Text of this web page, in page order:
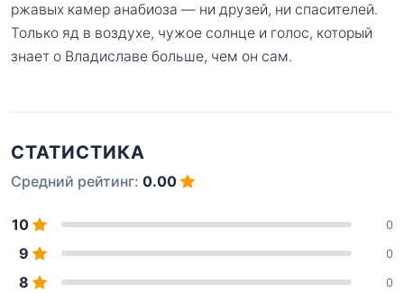
ржавых камер анабиоза — ни друзей, ни спасителей.
Только яд в воздухе, чужое солнце и голос, который
знает о Владиславе больше, чем он сам.
СТАТИСТИКА
Средний рейтинг: 0.00
10 0
9 0
8 0